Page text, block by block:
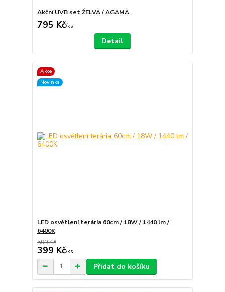
Akční UVB set ŽELVA / AGAMA
795 Kč/ks
Detail
Akce
Novinka
LED osvětlení terária 60cm / 18W / 1440 lm /
6400K
599 Kč
399 Kč/ks
Přidat do košíku